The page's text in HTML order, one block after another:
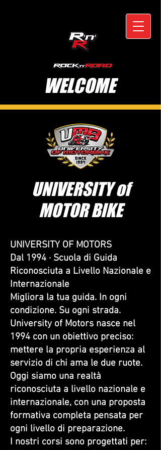
WELCOME
UNIVERSITY of
MOTOR BIKE
UNIVERSITY OF MOTORS
Dal 1994 · Scuola di Guida
Riconosciuta a Livello Nazionale e
Internazionale
Migliora la tua guida. In ogni
condizione. Su ogni strada.
University of Motors nasce nel
1994 con un obiettivo preciso:
mettere la propria esperienza al
servizio di chi ama le due ruote.
Oggi siamo una realtà
riconosciuta a livello nazionale e
internazionale, con una proposta
formativa completa pensata per
ogni livello di preparazione.
I nostri corsi sono progettati per: